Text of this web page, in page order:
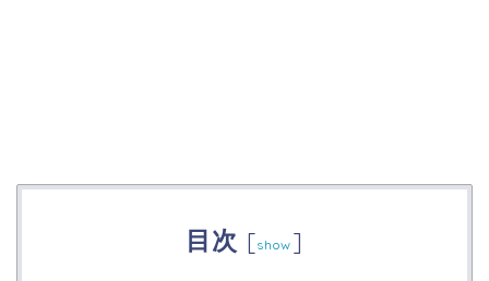
目次 [show ]